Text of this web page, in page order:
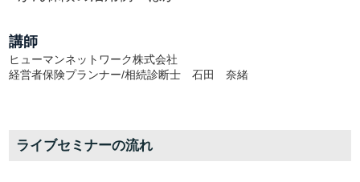
講師
ヒューマンネットワーク株式会社
経営者保険プランナー/相続診断士 石田 奈緒
ライブセミナーの流れ